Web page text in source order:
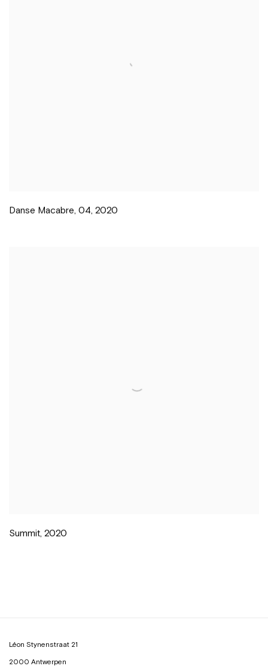
Danse Macabre, 04, 2020
Summit 2020
Léon Stynenstraat 21
2000 Antwerpen